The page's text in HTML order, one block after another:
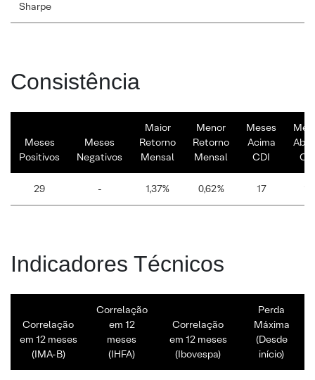
Sharpe
Consistência
Meses
Positivos
Meses
Negativos
Maior
Retorno
Mensal
Menor
Retorno
Mensal
Meses
Acima
CDI
29 - 1,37% 0,62% 17 12
Indicadores Técnicos
Correlação
em 12 meses
(IMA-B)
Correlação
em 12
meses
(IHFA)
Correlação
em 12 meses
(Ibovespa)
Perda
Máxima
(Desde
início)